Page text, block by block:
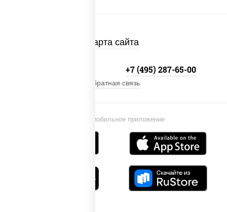
Карта сайта
Установи мобильное приложение
+7 (495) 287-65-00
Обратная связь